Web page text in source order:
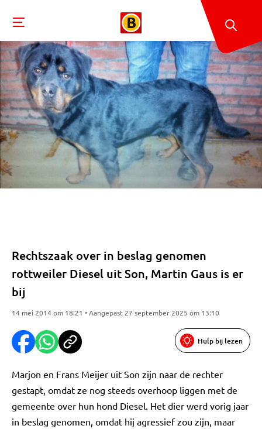
Rechtszaak over in beslag genomen
rottweiler Diesel uit Son, Martin Gaus is er
bij
14 mei 2014 om 18:21 • Aangepast 27 september 2025 om 13:10
Hulp bij lezen
Marjon en Frans Meijer uit Son zijn naar de rechter
gestapt, omdat ze nog steeds overhoop liggen met de
gemeente over hun hond Diesel. Het dier werd vorig jaar
in beslag genomen, omdat hij agressief zou zijn, maar